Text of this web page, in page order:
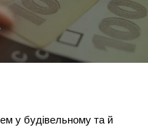
у будівельному та й